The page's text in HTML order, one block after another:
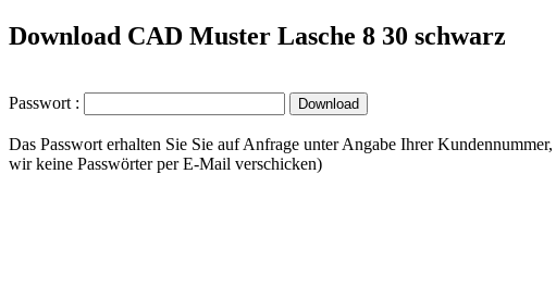
Download CAD Muster Lasche 8 30 schwarz
Passwort :
Das Passwort erhalten Sie Sie auf Anfrage unter Angabe Ihrer
wir keine Passwörter per E-Mail verschicken)